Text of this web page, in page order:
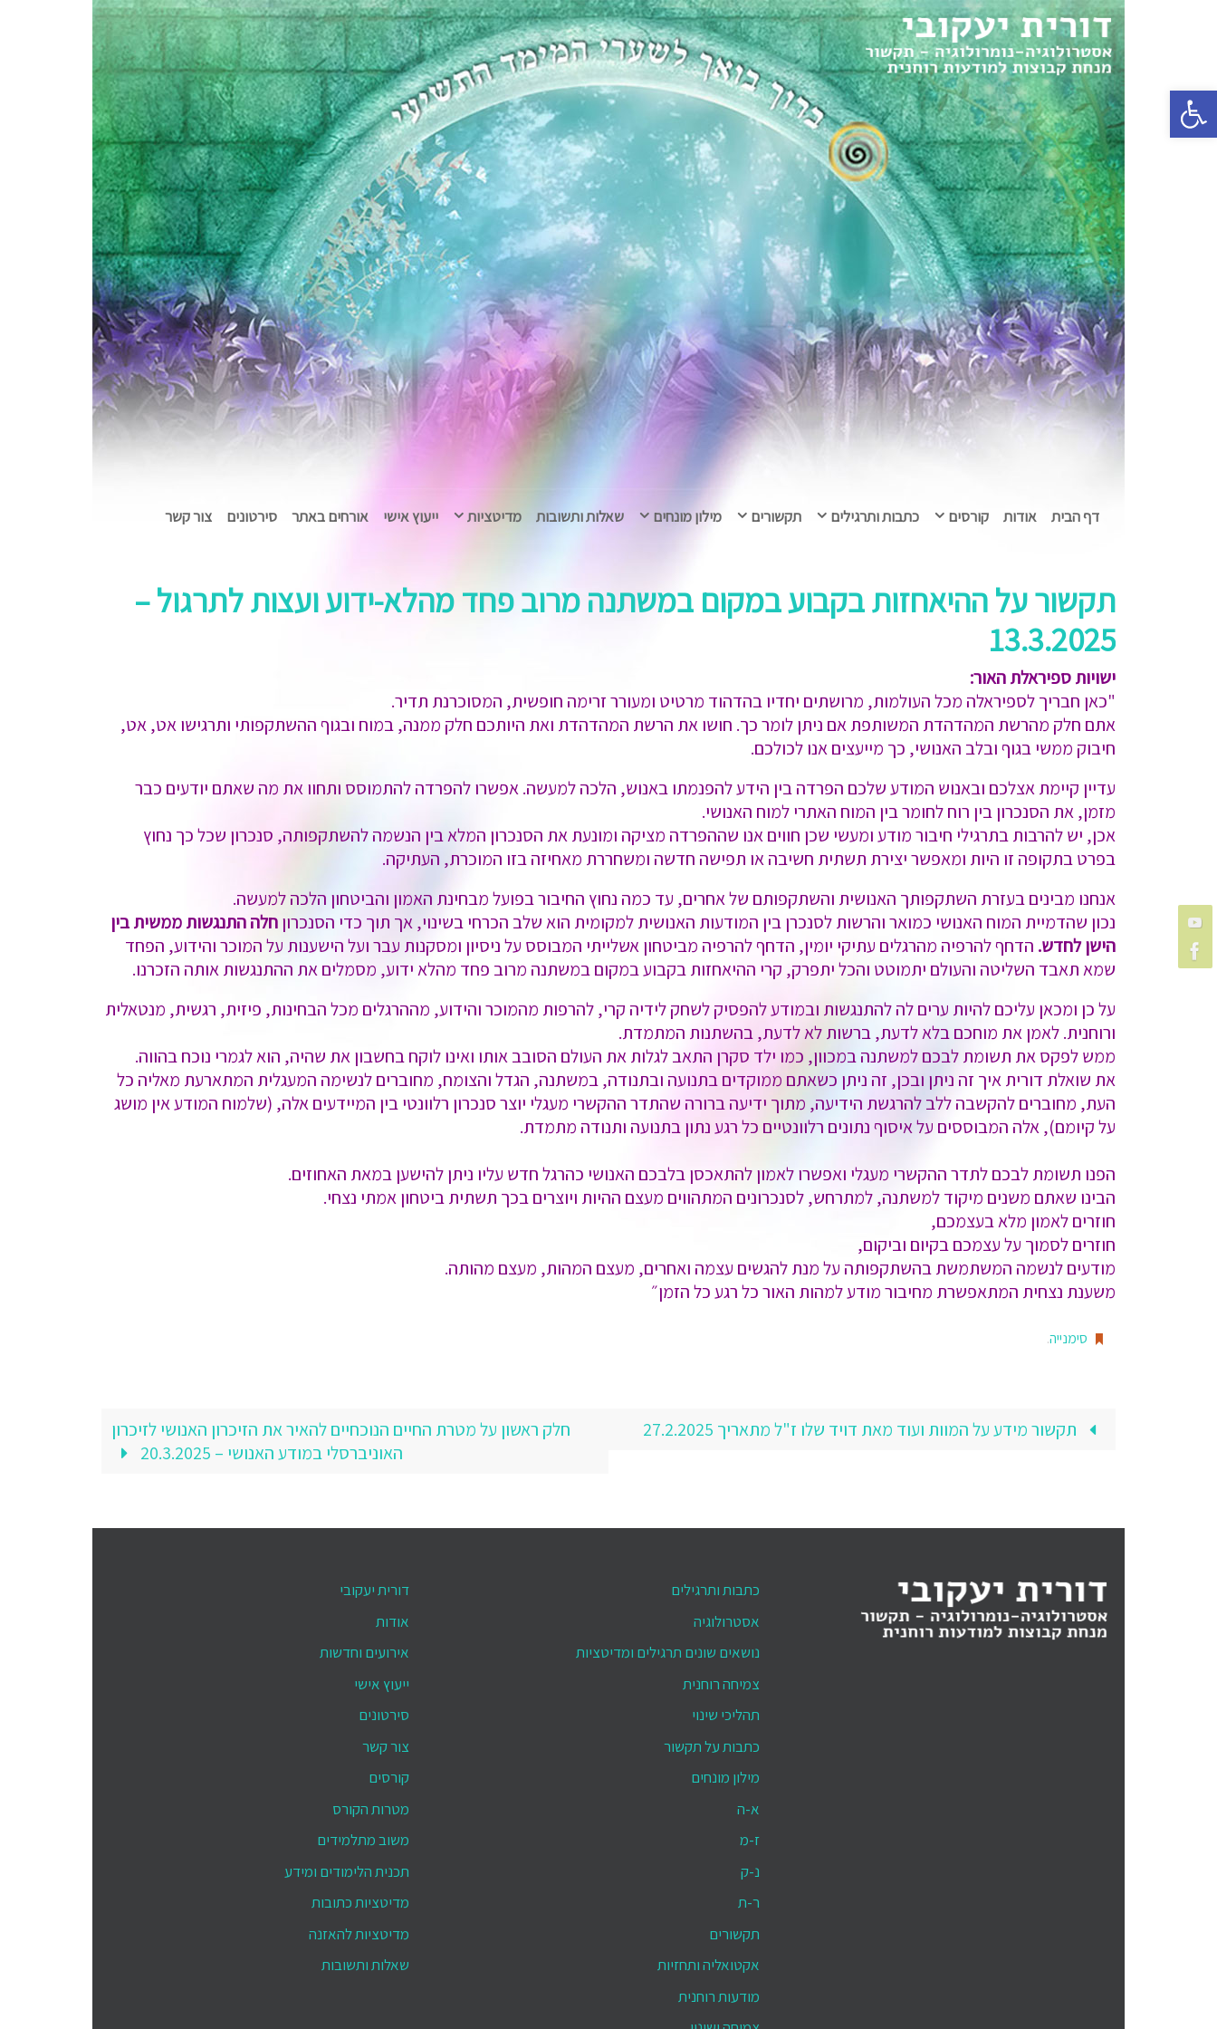
פתח סרגל נגישות
דף הבית אודות קורסים כתבות ותרגילים תקשורים מילון מונחים שאלות ותשובות מדיטציות ייעוץ אישי אורחים באתר סירטונים צור קשר
תקשור על ההיאחזות בקבוע במקום במשתנה מרוב פחד מהלא-ידוע ועצות לתרגול –
13.3.2025
ישויות ספיראלת האור:
"כאן חבריך לספיראלה מכל העולמות, מרושתים יחדיו בהדהוד מרטיט ומעורר זרימה חופשית, המסוכרנת תדיר.
אתם חלק מהרשת המהדהדת המשותפת אם ניתן לומר כך. חושו את הרשת המהדהדת ואת היותכם חלק ממנה, במוח ובגוף ההשתקפותי ותרגישו אט, אט,
חיבוק ממשי בגוף ובלב האנושי, כך מייעצים אנו לכולכם.
עדיין קיימת אצלכם ובאנוש המודע שלכם הפרדה בין הידע להפנמתו באנוש, הלכה למעשה. אפשרו להפרדה להתמוסס ותחוו את מה שאתם יודעים כבר
מזמן, את הסנכרון בין רוח לחומר בין המוח האתרי למוח האנושי.
אכן, יש להרבות בתרגילי חיבור מודע ומעשי שכן חווים אנו שההפרדה מציקה ומונעת את הסנכרון המלא בין הנשמה להשתקפותה, סנכרון שכל כך נחוץ
בפרט בתקופה זו היות ומאפשר יצירת תשתית חשיבה או תפישה חדשה ומשחררת מאחיזה בזו המוכרת, העתיקה.
אנחנו מבינים בעזרת השתקפותך האנושית והשתקפותם של אחרים, עד כמה נחוץ החיבור בפועל מבחינת האמון והביטחון הלכה למעשה.
נכון שהדמיית המוח האנושי כמואר והרשות לסנכרן בין המודעות האנושית למקומית הוא שלב הכרחי בשינוי, אך תוך כדי הסנכרוןחלה התנגשות ממשית בין
הישן לחדש. הדחף להרפיה מהרגלים עתיקי יומין, הדחף להרפיה מביטחון אשלייתי המבוסס על ניסיון ומסקנות עבר ועל הישענות על המוכר והידוע, הפחד
שמא תאבד השליטה והעולם יתמוטט והכל יתפרק, קרי ההיאחזות בקבוע במקום במשתנה מרוב פחד מהלא ידוע, מסמלים את ההתנגשות אותה הזכרנו.
על כן ומכאן עליכם להיות ערים לה להתנגשות ובמודע להפסיק לשחק לידיה קרי, להרפות מהמוכר והידוע, מההרגלים מכל הבחינות, פיזית, רגשית, מנטאלית
ורוחנית. לאמן את מוחכם בלא לדעת, ברשות לא לדעת, בהשתנות המתמדת.
ממש לפקס את תשומת לבכם למשתנה במכוון, כמו ילד סקרן התאב לגלות את העולם הסובב אותו ואינו לוקח בחשבון את שהיה, הוא לגמרי נוכח בהווה.
את שואלת דורית איך זה ניתן ובכן, זה ניתן כשאתם ממוקדים בתנועה ובתנודה, במשתנה, הגדל והצומח, מחוברים לנשימה המעגלית המתארעת מאליה כל
העת, מחוברים להקשבה ללב להרגשת הידיעה, מתוך ידיעה ברורה שהתדר ההקשרי מעגלי יוצר סנכרון רלוונטי בין המיידעים אלה, (שלמוח המודע אין מושג
על קיומם), אלה המבוססים על איסוף נתונים רלוונטיים כל רגע נתון בתנועה ותנודה מתמדת.
הפנו תשומת לבכם לתדר ההקשרי מעגלי ואפשרו לאמון להתאכסן בלבכם האנושי כהרגל חדש עליו ניתן להישען במאת האחוזים.
הבינו שאתם משנים מיקוד למשתנה, למתרחש,לסנכרונים המתהווים מעצם ההיות ויוצרים בכך תשתית ביטחון אמתי נצחי.
חוזרים לאמון מלא בעצמכם,
חוזרים לסמוך על עצמכם בקיום וביקום,
מודעים לנשמה המשתמשת בהשתקפותה על מנת להגשים עצמה ואחרים, מעצם המהות, מעצם מהותה.
משענת נצחית המתאפשרת מחיבור מודע למהות האור כל רגע כל הזמן״
סימנייה.
תקשור מידע על המוות ועוד מאת דויד שלו ז"ל מתאריך 27.2.2025
חלק ראשון על מטרת החיים הנוכחיים להאיר את הזיכרון האנושי לזיכרון
האוניברסלי במודע האנושי – 20.3.2025
כתבות ותרגילים
אסטרולוגיה
נושאים שונים תרגילים ומדיטציות
צמיחה רוחנית
תהליכי שינוי
כתבות על תקשור
מילון מונחים
א-ה
ז-מ
נ-ק
ר-ת
תקשורים
אקטואליה ותחזיות
מודעות רוחנית
דורית יעקובי
אודות
אירועים וחדשות
ייעוץ אישי
סירטונים
צור קשר
קורסים
מטרות הקורס
משוב מתלמידים
תכנית הלימודים ומידע
מדיטציות כתובות
מדיטציות להאזנה
שאלות ותשובות